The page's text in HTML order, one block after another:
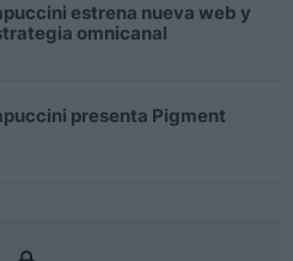
estrena nueva web y
omnicanal
presenta Pigment